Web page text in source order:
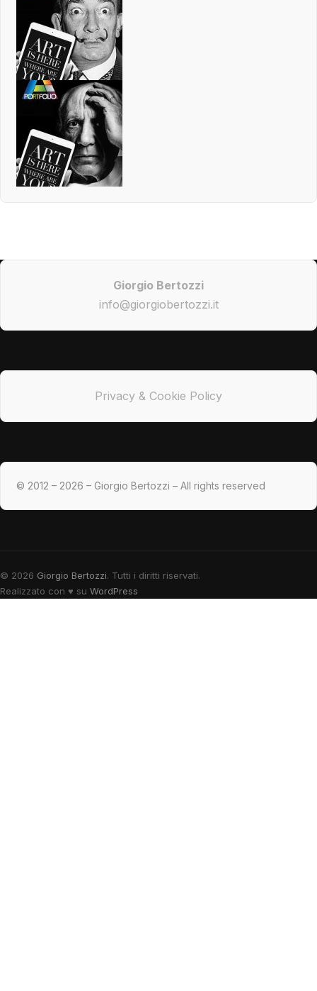
Giorgio Bertozzi
info@giorgiobertozzi.it
Privacy & Cookie Policy
© 2012 – 2026 – Giorgio Bertozzi – All rights reserved
© 2026 Giorgio Bertozzi. Tutti i diritti riservati.
Realizzato con ♥ su WordPress